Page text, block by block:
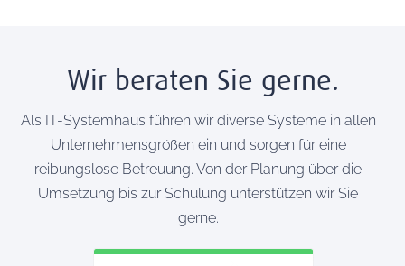
Wir beraten Sie gerne.
Als IT-Systemhaus führen wir diverse Systeme in allen
Unternehmensgrößen ein und sorgen für eine
reibungslose Betreuung. Von der Planung über die
Umsetzung bis zur Schulung unterstützen wir Sie
gerne.